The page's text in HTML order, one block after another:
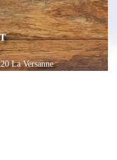
La Versanne